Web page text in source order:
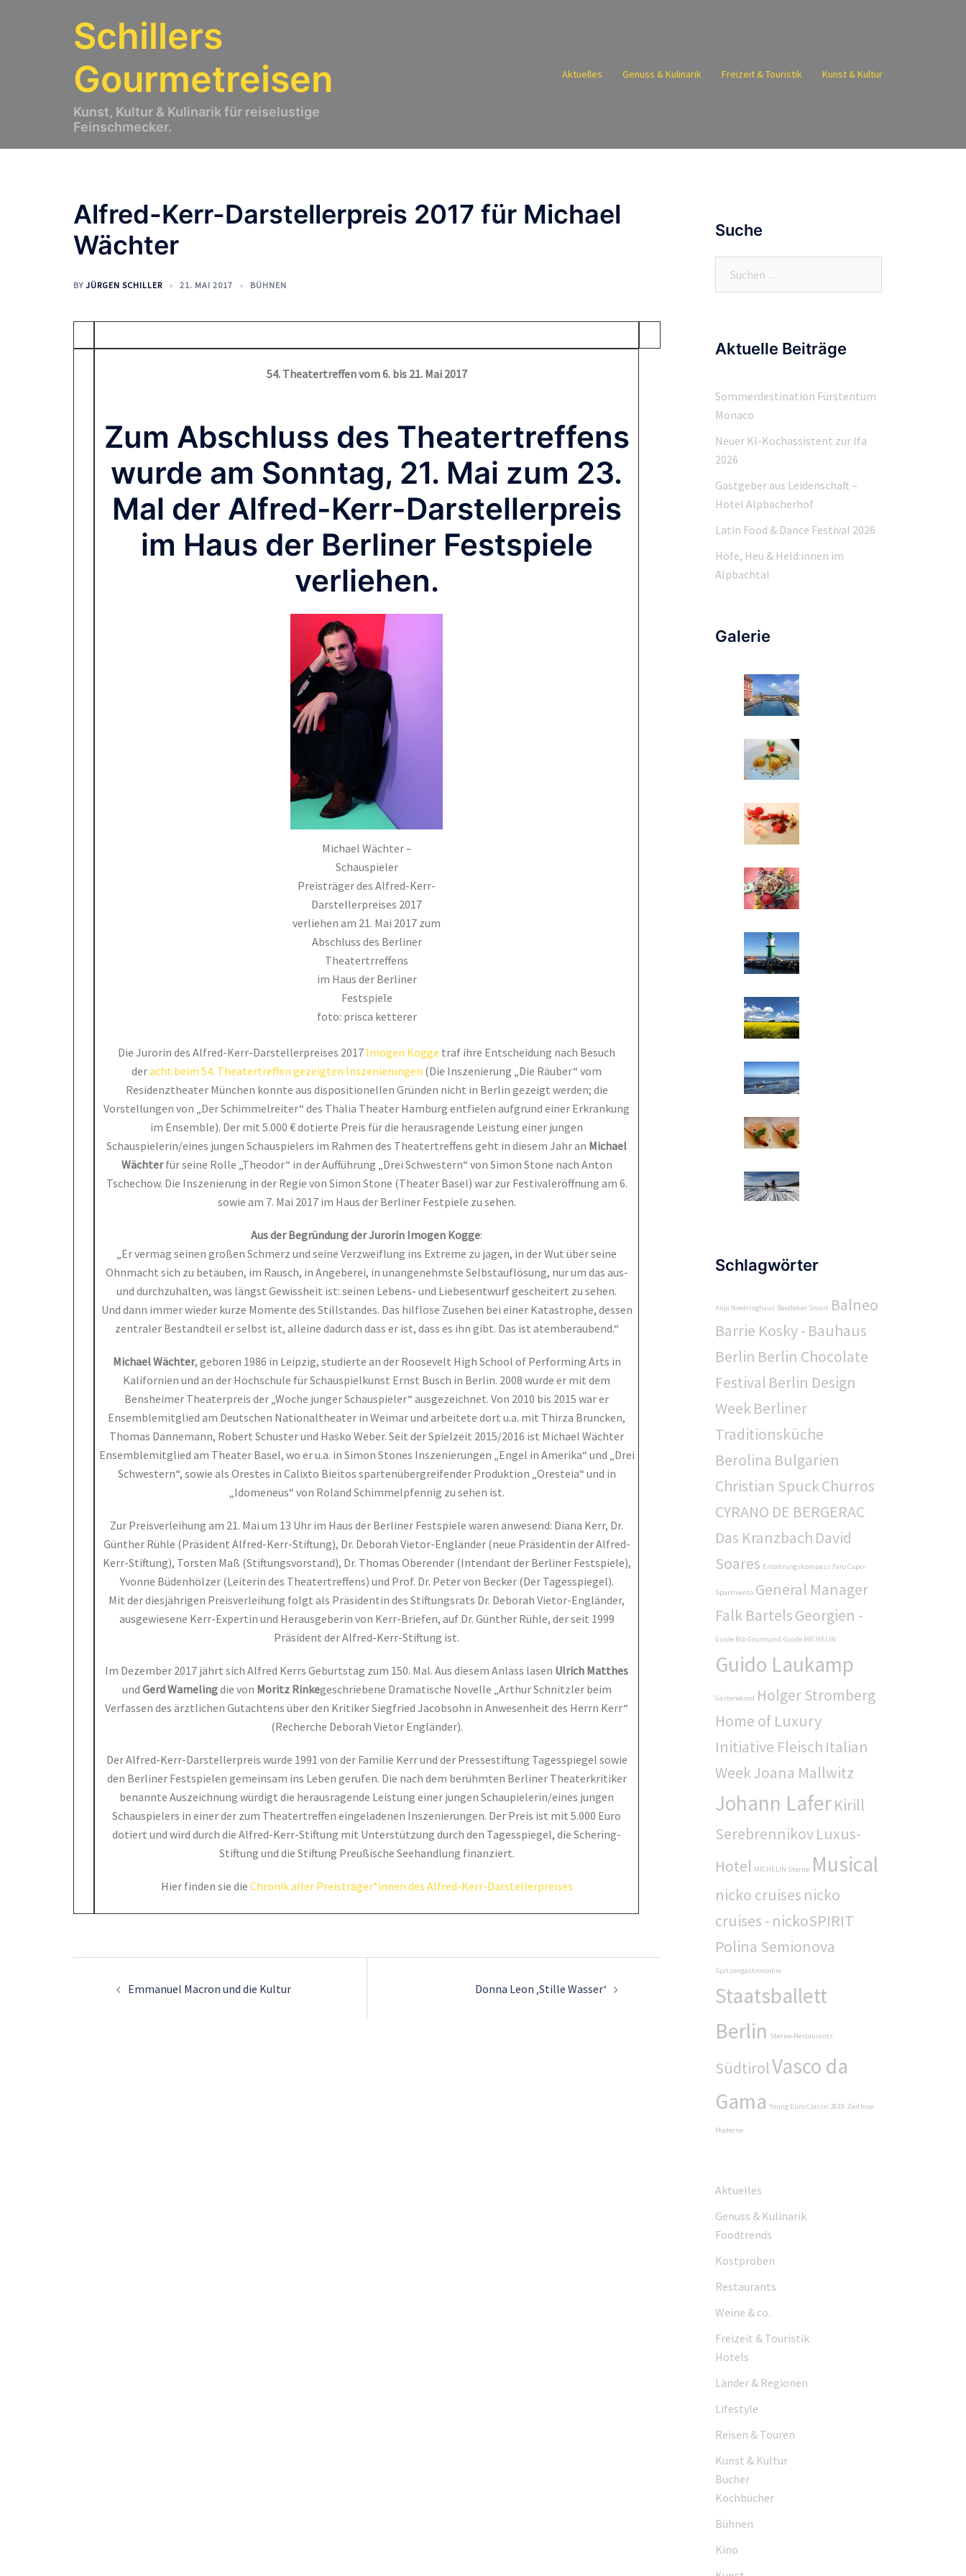
Schillers
Gourmetreisen
Kunst, Kultur & Kulinarik für reiselustige
Feinschmecker.
Aktuelles Genuss & Kulinarik Freizeit & Touristik Kunst & Kultur
Alfred-Kerr-Darstellerpreis 2017 für Michael
Wächter
BY JÜRGEN SCHILLER 21. MAI 2017 BÜHNEN
54. Theatertreffen vom 6. bis 21. Mai 2017
Zum Abschluss des Theatertreffens
wurde am Sonntag, 21. Mai zum 23.
Mal der Alfred-Kerr-Darstellerpreis
im Haus der Berliner Festspiele
verliehen.
Michael Wächter –
Schauspieler
Preisträger des Alfred-Kerr-
Darstellerpreises 2017
verliehen am 21. Mai 2017 zum
Abschluss des Berliner
Theatertrreffens
im Haus der Berliner
Festspiele
foto: prisca ketterer
Die Jurorin des Alfred-Kerr-Darstellerpreises 2017 Imogen Kogge traf ihre Entscheidung nach Besuch
deracht beim 54. Theatertreffen gezeigten Inszenierungen (Die Inszenierung „Die Räuber“ vom
Residenztheater München konnte aus dispositionellen Gründen nicht in Berlin gezeigt werden; die
Vorstellungen von „Der Schimmelreiter“ des Thalia Theater Hamburg entfielen aufgrund einer Erkrankung
im Ensemble). Der mit 5.000 € dotierte Preis für die herausragende Leistung einer jungen
Schauspielerin/eines jungen Schauspielers im Rahmen des Theatertreffens geht in diesem Jahr an Michael
Wächterfür seine Rolle „Theodor“ in der Aufführung „Drei Schwestern“ von Simon Stone nach Anton
Tschechow. Die Inszenierung in der Regie von Simon Stone (Theater Basel) war zur Festivaleröffnung am 6.
sowie am 7. Mai 2017 im Haus der Berliner Festpiele zu sehen.
Aus der Begründung der Jurorin Imogen Kogge:
„Er vermag seinen großen Schmerz und seine Verzweiflung ins Extreme zu jagen, in der Wut über seine
Ohnmacht sich zu betäuben, im Rausch, in Angeberei, in unangenehmste Selbstauflösung, nur um das aus-
und durchzuhalten, was längst Gewissheit ist: seinen Lebens- und Liebesentwurf gescheitert zu sehen.
Und dann immer wieder kurze Momente des Stillstandes. Das hilflose Zusehen bei einer Katastrophe, dessen
zentraler Bestandteil er selbst ist, alleine dadurch dass er ist, dass es ihn gibt. Das ist atemberaubend.“
Michael Wächter, geboren 1986 in Leipzig, studierte an der Roosevelt High School of Performing Arts in
Kalifornien und an der Hochschule für Schauspielkunst Ernst Busch in Berlin. 2008 wurde er mit dem
Bensheimer Theaterpreis der „Woche junger Schauspieler“ ausgezeichnet. Von 2010 bis 2015 war er
Ensemblemitglied am Deutschen Nationaltheater in Weimar und arbeitete dort u.a. mit Thirza Bruncken,
Thomas Dannemann, Robert Schuster und Hasko Weber. Seit der Spielzeit 2015/2016 ist Michael Wächter
Ensemblemitglied am Theater Basel, wo er u.a. in Simon Stones Inszenierungen „Engel in Amerika“ und „Drei
Schwestern“, sowie als Orestes in Calixto Bieitos spartenübergreifender Produktion „Oresteia“ und in
„Idomeneus“ von Roland Schimmelpfennig zu sehen ist.
Zur Preisverleihung am 21. Mai um 13 Uhr im Haus der Berliner Festspiele waren anwesend: Diana Kerr, Dr.
Günther Rühle (Präsident Alfred-Kerr-Stiftung), Dr. Deborah Vietor-Engländer (neue Präsidentin der Alfred-
Kerr-Stiftung), Torsten Maß (Stiftungsvorstand), Dr. Thomas Oberender (Intendant der Berliner Festspiele),
Yvonne Büdenhölzer (Leiterin des Theatertreffens) und Prof. Dr. Peter von Becker (Der Tagesspiegel).
Mit der diesjährigen Preisverleihung folgt als Präsidentin des Stiftungsrats Dr. Deborah Vietor-Engländer,
ausgewiesene Kerr-Expertin und Herausgeberin von Kerr-Briefen, auf Dr. Günther Rühle, der seit 1999
Präsident der Alfred-Kerr-Stiftung ist.
Im Dezember 2017 jährt sich Alfred Kerrs Geburtstag zum 150. Mal. Aus diesem Anlass lasen Ulrich Matthes
und Gerd Wamelingdie von Moritz Rinkegeschriebene Dramatische Novelle „Arthur Schnitzler beim
Verfassen des ärztlichen Gutachtens über den Kritiker Siegfried Jacobsohn in Anwesenheit des Herrn Kerr“
(Recherche Deborah Vietor Engländer).
Der Alfred-Kerr-Darstellerpreis wurde 1991 von der Familie Kerr und der Pressestiftung Tagesspiegel sowie
den Berliner Festspielen gemeinsam ins Leben gerufen. Die nach dem berühmten Berliner Theaterkritiker
benannte Auszeichnung würdigt die herausragende Leistung einer jungen Schaupielerin/eines jungen
Schauspielers in einer der zum Theatertreffen eingeladenen Inszenierungen. Der Preis ist mit 5.000 Euro
dotiert und wird durch die Alfred-Kerr-Stiftung mit Unterstützung durch den Tagesspiegel, die Schering-
Stiftung und die Stiftung Preußische Seehandlung finanziert.
Hier finden sie die Chronik aller Preisträger*innen des Alfred-Kerr-Darstellerpreises
Emmanuel Macron und die Kultur Donna Leon ‚Stille Wasser‘
Suche
Aktuelle Beiträge
Sommerdestination Fürstentum
Monaco
Neuer KI-Kochassistent zur Ifa
2026
Gastgeber aus Leidenschaft –
Hotel Alpbacherhof
Latin Food & Dance Festival 2026
Höfe, Heu & Held:innen im
Alpbachtal
Galerie
Schlagwörter
Anja Niedringhaus Baedeker Smart Balneo
Barrie Kosky - Bauhaus
Berlin Berlin Chocolate
Festival Berlin Design
WeekBerliner
Traditionsküche
Berolina Bulgarien
Christian SpuckChurros
CYRANO DE BERGERAC
Das Kranzbach David
Soares Ernährungskompass Faro Capo-
Spartivento General Manager
Falk BartelsGeorgien -
Guide Bib Gourmand Guide MICHELIN
Guido Laukamp
Gästerekord Holger Stromberg
Home of Luxury
Initiative Fleisch Italian
WeekJoana Mallwitz
Johann LaferKirill
SerebrennikovLuxus-
Hotel MICHELIN Sterne Musical
nicko cruises nicko
cruises - nickoSPIRIT
Polina Semionova
Spitzengastronomie
Staatsballett
Berlin Sterne-Restaurants
SüdtirolVasco da
Gama Young Euro Classic 2019 Zeitlose
Moderne
Aktuelles
Genuss & Kulinarik
Foodtrends
Kostproben
Restaurants
Weine & co.
Freizeit & Touristik
Hotels
Länder & Regionen
Lifestyle
Reisen & Touren
Kunst & Kultur
Bücher
Kochbücher
Bühnen
Kino